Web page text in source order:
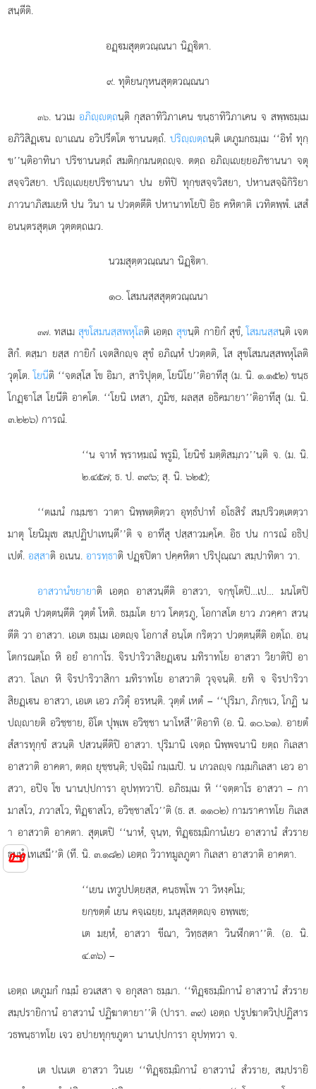
📜
สนฺตีติ.
อฏฺมสุตฺตวณฺณนา นิฏฺิตา.
๙. ทุติยนกุหนสุตฺตวณฺณนา
๓๖. นวเม อภิฺตฺถนฺติ กุสลาทิวิภาเคน ขนฺธาทิวิภาเคน จ สพฺพธมฺเม
อภิวิสิฏฺเน าเณน อวิปรีตโต ชานนตฺถํ. ปริฺตฺถนฺติ เตภูมกธมฺเม ‘‘อิทํ ทุกฺ
ข’’นฺติอาทินา ปริชานนตฺถํ สมติกฺกมนตฺถฺจ. ตตฺถ อภิฺเยฺยอภิชานนา จตุ
สจฺจวิสยา. ปริฺเยฺยปริชานนา ปน ยทิปิ ทุกฺขสจฺจวิสยา, ปหานสจฺฉิกิริยา
ภาวนาภิสมเยหิ ปน วินา น ปวตฺตตีติ ปหานาทโยปิ อิธ คหิตาติ เวทิตพฺพํ. เสสํ
อนนฺตรสุตฺเต วุตฺตตฺถเมว.
นวมสุตฺตวณฺณนา นิฏฺิตา.
๑๐. โสมนสฺสสุตฺตวณฺณนา
๓๗. ทสเมสุขโสมนสฺสพหุโลติ เอตฺถสุขนฺติ กายิกํ สุขํ,โสมนสฺสนฺติ เจต
สิกํ. ตสฺมา ยสฺส กายิกํ เจตสิกฺจ สุขํ อภิณฺหํ ปวตฺตติ, โส สุขโสมนสฺสพหุโลติ
วุตฺโต.โยนีติ ‘‘จตสฺโส โข อิมา, สาริปุตฺต, โยนิโย’’ติอาทีสุ (ม. นิ. ๑.๑๕๒) ขนฺธ
โกฏฺาโส โยนีติ อาคโต. ‘‘โยนิ เหสา, ภูมิช, ผลสฺส อธิคมายา’’ติอาทีสุ (ม. นิ.
๓.๒๒๖) การณํ.
‘‘น จาหํ พฺราหฺมณํ พฺรูมิ, โยนิชํ มตฺติสมฺภว’’นฺติ จ. (ม. นิ.
๒.๔๕๗; ธ. ป. ๓๙๖; สุ. นิ. ๖๒๕);
‘‘ตเมนํ กมฺมชา วาตา นิพฺพตฺติตฺวา อุทฺธํปาทํ อโธสิรํ สมฺปริวตฺเตตฺวา
มาตุ โยนิมุเข สมฺปฏิปาเทนฺตี’’ติ จ อาทีสุ ปสฺสาวมคฺโค. อิธ ปน การณํ อธิปฺ
เปตํ.อสฺสาติ อเนน.อารทฺธาติ ปฏฺปิตา ปคฺคหิตา ปริปุณฺณา สมฺปาทิตา วา.
อาสวานํขยายาติ เอตฺถ อาสวนฺตีติ อาสวา, จกฺขุโตปิ…เป… มนโตปิ
สวนฺติ ปวตฺตนฺตีติ วุตฺตํ โหติ. ธมฺมโต ยาว โคตฺรภู, โอกาสโต ยาว ภวคฺคา สวนฺ
ตีติ วา อาสวา. เอเต ธมฺเม เอตฺจ โอกาสํ อนฺโต กริตฺวา ปวตฺตนฺตีติ อตฺโถ. อนฺ
โตกรณตฺโถ หิ อยํ อากาโร. จิรปาริวาสิยฏฺเน มทิราทโย อาสวา วิยาติปิ อา
สวา. โลเก หิ จิรปาริวาสิกา มทิราทโย อาสวาติ วุจฺจนฺติ. ยทิ จ จิรปาริวา
สิยฏฺเน อาสวา, เอเต เอว ภวิตุํ อรหนฺติ. วุตฺตํ เหตํ – ‘‘ปุริมา, ภิกฺขเว, โกฏิ น
ปฺายติ อวิชฺชาย, อิโต ปุพฺเพ อวิชฺชา นาโหสี’’ติอาทิ (อ. นิ. ๑๐.๖๑). อายตํ
สํสารทุกฺขํ สวนฺติ ปสวนฺตีติปิ อาสวา. ปุริมานิ เจตฺถ นิพฺพจนานิ ยตฺถ กิเลสา
อาสวาติ อาคตา, ตตฺถ ยุชฺชนฺติ; ปจฺฉิมํ กมฺเมปิ. น เกวลฺจ กมฺมกิเลสา เอว อา
สวา, อปิจ โข นานปฺปการา อุปทฺทวาปิ. อภิธมฺเม หิ ‘‘จตฺตาโร อาสวา – กา
มาสโว, ภวาสโว, ทิฏฺาสโว, อวิชฺชาสโว’’ติ (ธ. ส. ๑๑๐๒) กามราคาทโย กิเลส
า อาสวาติ อาคตา. สุตฺเตปิ ‘‘นาหํ, จุนฺท, ทิฏฺธมฺมิกานํเยว อาสวานํ สํวราย
ธมฺมํ เทเสมี’’ติ (ที. นิ. ๓.๑๘๒) เอตฺถ วิวาทมูลภูตา กิเลสา อาสวาติ อาคตา.
‘‘เยน เทวูปปตฺยสฺส, คนฺธพฺโพ วา วิหงฺคโม;
ยกฺขตฺตํ เยน คจฺเฉยฺย, มนุสฺสตฺตฺจ อพฺพเช;
เต มยฺหํ, อาสวา ขีณา, วิทฺธสฺตา วินฬีกตา’’ติ. (อ. นิ.
๔.๓๖) –
เอตฺถ เตภูมกํ กมฺมํ อวเสสา จ อกุสลา ธมฺมา. ‘‘ทิฏฺธมฺมิกานํ อาสวานํ สํวราย
สมฺปรายิกานํ อาสวานํ ปฏิฆาตายา’’ติ (ปารา. ๓๙) เอตฺถ ปรูปฆาตวิปฺปฏิสาร
วธพนฺธาทโย เจว อปายทุกฺขภูตา นานปฺปการา อุปทฺทวา จ.
เตปเนเต อาสวา วินเย ‘‘ทิฏฺธมฺมิกานํ อาสวานํ สํวราย, สมฺปรายิ